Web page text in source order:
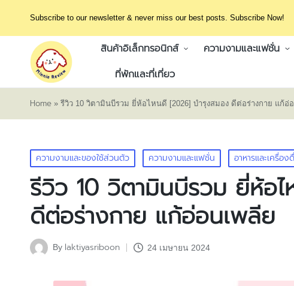
Subscribe to our newsletter & never miss our best posts. Subscribe Now!
สินค้าอิเล็กทรอนิกส์ ความงามและแฟชั่น
ที่พักและที่เที่ยว
Home » รีวิว 10 วิตามินบีรวม ยี่ห้อไหนดี [2026] บำรุงสมอง ดีต่อร่างกาย แก้อ่
Posted
in
ความงามและของใช้ส่วนตัว ความงามและแฟชั่น อาหารและเครื่อง
รีวิว 10 วิตามินบีรวม ยี่ห้อ
ดีต่อร่างกาย แก้อ่อนเพลีย
Posted
By laktiyasriboon 24 เมษายน 2024